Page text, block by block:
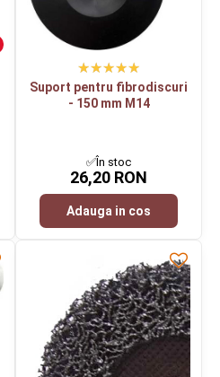
Suport pentru fibrodiscuri
- 150 mm M14
✅În stoc
26,20 RON
Adauga in cos